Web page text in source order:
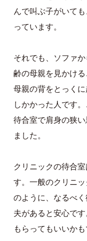
んで叫ぶ子がいて
っています。
それでも、ソファ
齢の母親を見かけ
母親の背をとっく
しかかった人です
待合室で肩身の狭
ました。
クリニックの待合
す。一般のクリニ
のように、なるべ
夫があると安心で
もらってもいいかも